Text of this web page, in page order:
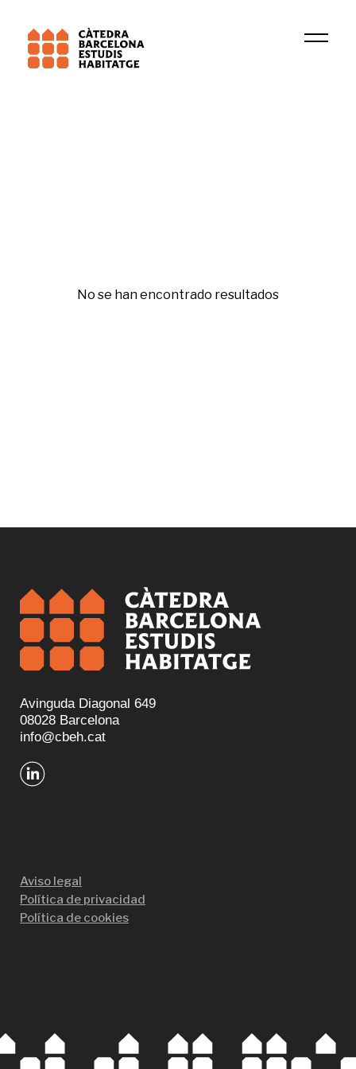
No se han encontrado resultados
Avinguda Diagonal 649
08028 Barcelona
info@cbeh.cat
Aviso legal
Política de privacidad
Política de cookies